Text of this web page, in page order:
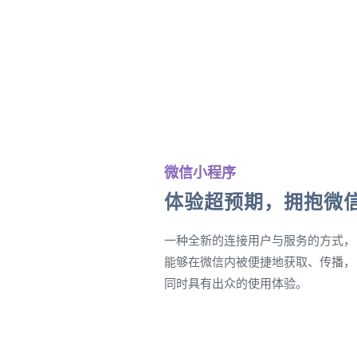
微信小程序
体验超预期，拥抱微
一种全新的连接用户与服务的方式，
能够在微信内被便捷地获取、传播，
同时具有出众的使用体验。